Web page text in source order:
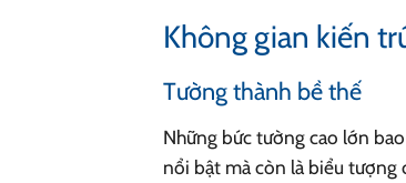
Không gian kiến
Tường thành bề thế
Những bức tường cao lớn
nổi bật mà còn là biểu tượng